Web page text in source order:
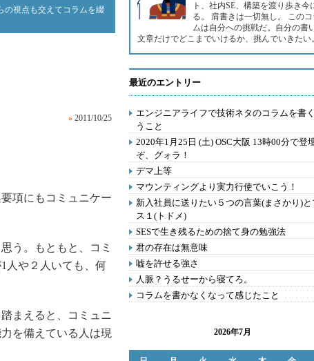
の視点も交えてコラムを綴
» 2011/10/25
項にもコミュニケー
う。もともと、コミ
人や２人いても、何
まえると、コミュニ
を備えている人は現
ト、社内SE、構築を渡り歩き今
る。 肩書きは一切無し。 このコ
ムは自分への挑戦だ。自分の書
文章だけでどこまでいけるか、挑んでいきたい。
最近のエントリー
エンジニアライフで技術ネタのコラムを書
うこと
2020年1月25日 (土) OSC大阪 13時00分で登
ぞ、グォラ！
デマ上等
マウンティングより実力行使でいこう！
新入社員に送りたい５つの言葉(まさかり)と
ス１(トドメ)
SESで生き残るための捨て身の勉強法
君の存在は無意味
嘘を許せる強さ
人脈？うるせーから寝てろ。
コラムを書かなくなって感じたこと
2026年7月